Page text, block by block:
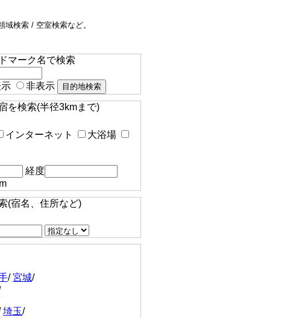
検索 / 空室検索など。
マーク名で検索
非表示
を検索(半径3kmまで)
インターネット
大浴場
経度
(宿名、住所など)
/宮城/
埼玉/